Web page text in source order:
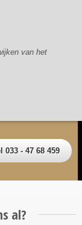
van het
033 - 47 68 459
al?